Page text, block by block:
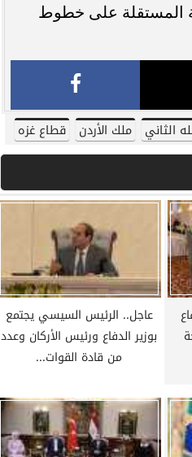
المستقلة على خطوط
الثاني ملك الأردن قطاع غزه
عاجل.. الرئيس السيسي يجتمع
بوزير الدفاع ورئيس الأركان وعدد
من قادة القوات...